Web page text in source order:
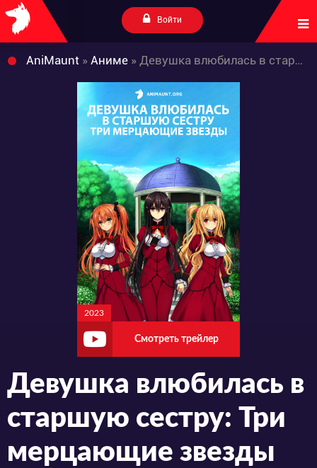
Войти
AniMaunt » Аниме » Девушка влюбилась в старшую сестру: Три мерцающие звезды
2023
Смотреть трейлер
Девушка влюбилась в
старшую сестру: Три
мерцающие звезды